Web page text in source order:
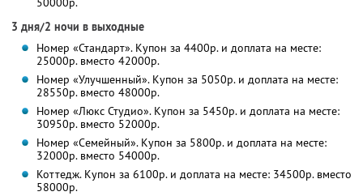
3 дня/2 ночи в выходные
Номер «Стандарт». Купон за 4400р. и доплата на месте:
25000р. вместо 42000р.
Номер «Улучшенный». Купон за 5050р. и доплата на месте:
28550р. вместо 48000р.
Номер «Люкс Студио». Купон за 5450р. и доплата на месте:
30950р. вместо 52000р.
Номер «Семейный». Купон за 5800р. и доплата на месте:
32000р. вместо 54000р.
Коттедж. Купон за 6100р. и доплата на месте: 34500р. вместо
58000р.